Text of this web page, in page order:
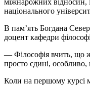
національного
В пам’ять Богдана
доцент кафедри
— Філософія вчить, що
просто єдині,
Коли на першому курсі